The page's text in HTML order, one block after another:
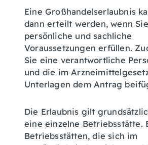
Eine Großhandelserlaubnis
dann erteilt werden, wenn
persönliche und sachliche
Voraussetzungen erfüllen.
Sie eine verantwortliche
und die im
Unterlagen dem Antrag
Die Erlaubnis gilt
eine einzelne Betriebsstätte.
Betriebsstätten, die sich im